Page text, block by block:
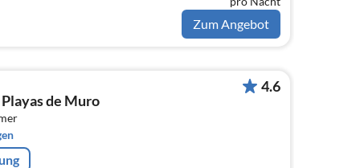
Zum Angebot
de Muro
4.6